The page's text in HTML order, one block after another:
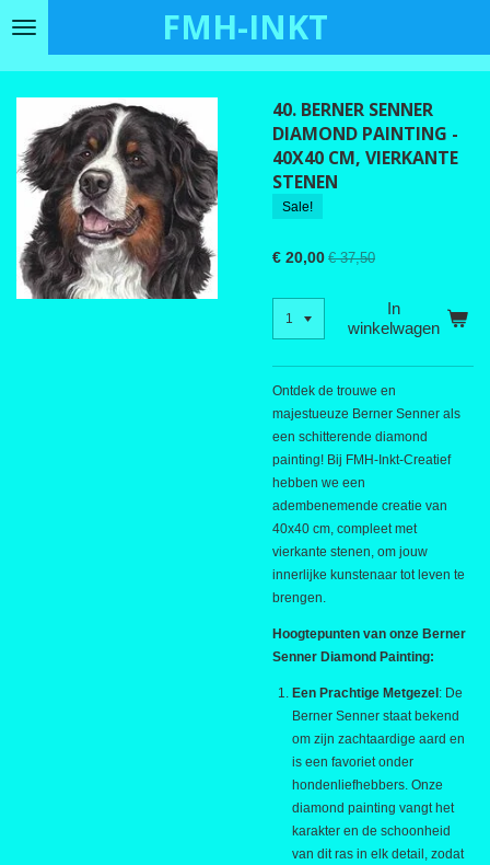
Ga
hoofdinhoud
FMH-INKT
40. BERNER SENNER
DIAMOND PAINTING -
40X40 CM, VIERKANTE
STENEN
Sale!
€ 20,00 € 37,50
In
winkelwagen
Ontdek de trouwe en
majestueuze Berner Senner als
een schitterende diamond
painting! Bij FMH-Inkt-Creatief
hebben we een
adembenemende creatie van
40x40 cm, compleet met
vierkante stenen, om jouw
innerlijke kunstenaar tot leven te
brengen.
Hoogtepunten van onze Berner
Senner Diamond Painting:
Een Prachtige Metgezel : De
Berner Senner staat bekend
om zijn zachtaardige aard en
is een favoriet onder
hondenliefhebbers. Onze
diamond painting vangt het
karakter en de schoonheid
van dit ras in elk detail, zodat